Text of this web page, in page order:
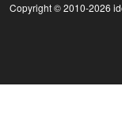
Copyright © 2010-2026